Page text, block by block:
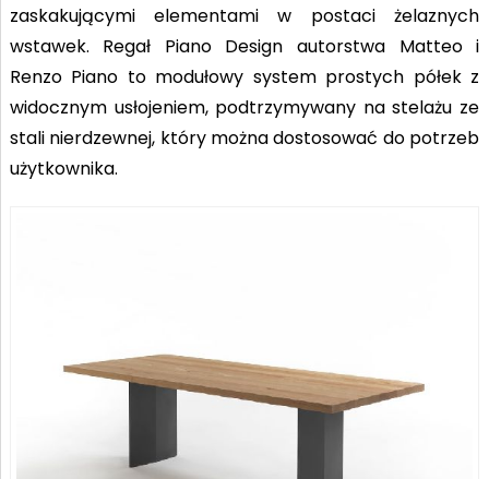
zaskakującymi elementami w postaci żelaznych
wstawek. Regał Piano Design autorstwa Matteo i
Renzo Piano to modułowy system prostych półek z
widocznym usłojeniem, podtrzymywany na stelażu ze
stali nierdzewnej, który można dostosować do potrzeb
użytkownika.